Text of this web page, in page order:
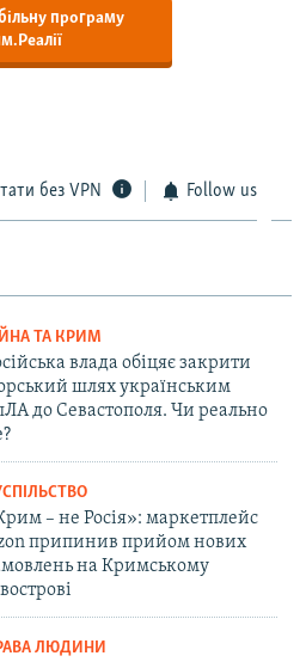
програму
без VPN Follow us
ТА КРИМ
влада обіцяє закрити
шлях українським
до Севастополя. Чи реально
– не Росія»: маркетплейс
припинив прийом нових
на Кримському
ЛЮДИНИ